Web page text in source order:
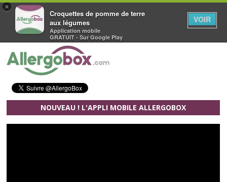
×
Croquettes de pomme de terre
aux légumes
Application mobile
GRATUIT - Sur Google Play
VOIR
Aller au contenu principal
NOUVEAU ! L'APPLI MOBILE ALLERGOBOX